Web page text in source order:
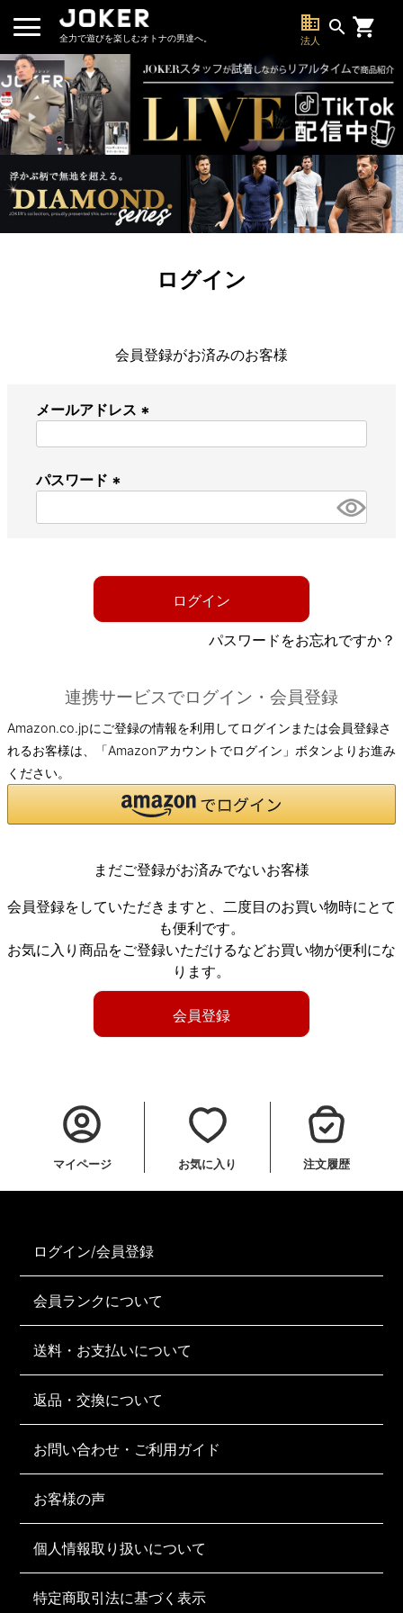
全力で遊びを楽しむオトナの男達へ。
business
法人
search
ログイン
会員登録がお済みのお客様
メールアドレス
パスワード
必
ログイン
パスワードをお忘れですか？
連携サービスでログイン・会員登録
Amazon.co.jpにご登録の情報を利用してログインまたは会員登録さ
れるお客様は、「Amazonアカウントでログイン」ボタンよりお進み
ください。
まだご登録がお済みでないお客様
会員登録をしていただきますと、二度目のお買い物時にとて
も便利です。
お気に入り商品をご登録いただけるなどお買い物が便利にな
ります。
会員登録
マイページ お気に入り 注文履歴
ログイン/会員登録
会員ランクについて
送料・お支払いについて
返品・交換について
お問い合わせ・ご利用ガイド
お客様の声
個人情報取り扱いについて
特定商取引法に基づく表示